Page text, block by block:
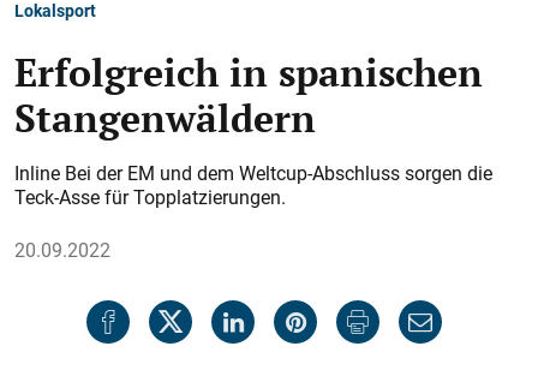
Lokalsport
Erfolgreich in spanischen
Stangenwäldern
Inline Bei der EM und dem Weltcup-Abschluss sorgen die
Teck-Asse für Topplatzierungen.
20.09.2022